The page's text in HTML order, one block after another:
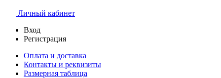
Личный кабинет
Вход
Регистрация
Оплата и доставка
Контакты и реквизиты
Размерная таблица